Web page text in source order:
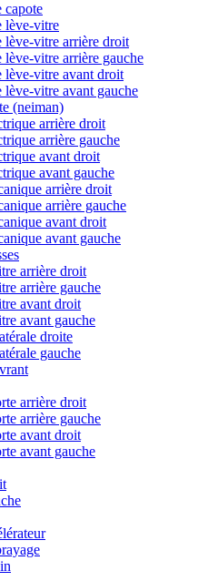
capote
lève-vitre
lève-vitre arrière droit
lève-vitre arrière gauche
lève-vitre avant droit
lève-vitre avant gauche
(neiman)
arrière droit
arrière gauche
avant droit
avant gauche
arrière droit
arrière gauche
avant droit
avant gauche
arrière droit
arrière gauche
avant droit
avant gauche
droite
gauche
arrière droit
arrière gauche
avant droit
avant gauche